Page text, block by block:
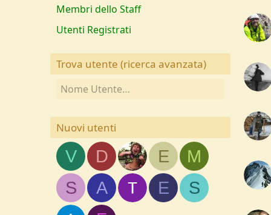
Membri dello Staff
Utenti Registrati
Trova utente (ricerca avanzata)
Nuovi utenti
V D E
M
S
A E
S